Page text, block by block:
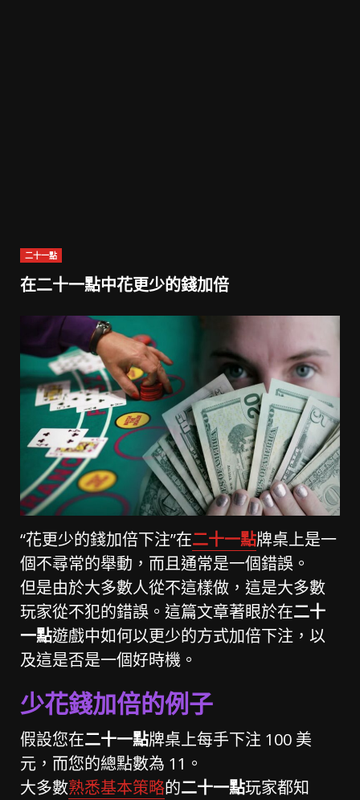
二十一點
在二十一點中花更少的錢加倍
“花更少的錢加倍下注”在二十一點牌桌上是一
個不尋常的舉動，而且通常是一個錯誤。
但是由於大多數人從不這樣做，這是大多數
玩家從不犯的錯誤。這篇文章著眼於在二十
一點遊戲中如何以更少的方式加倍下注，以
及這是否是一個好時機。
少花錢加倍的例子
假設您在二十一點牌桌上每手下注 100 美
元，而您的總點數為 11。
大多數熟悉基本策略的二十一點玩家都知